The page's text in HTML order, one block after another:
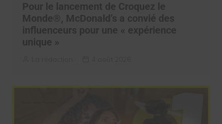
Pour le lancement de Croquez le
Monde®, McDonald’s a convié des
influenceurs pour une « expérience
unique »